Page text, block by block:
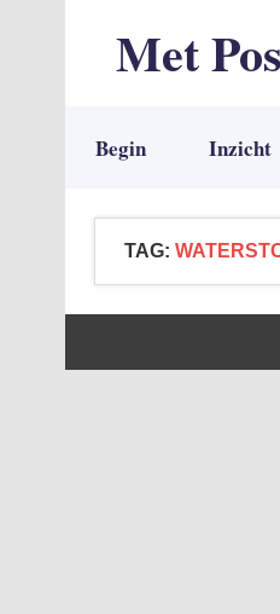
Met
Begin Inzicht
TAG: